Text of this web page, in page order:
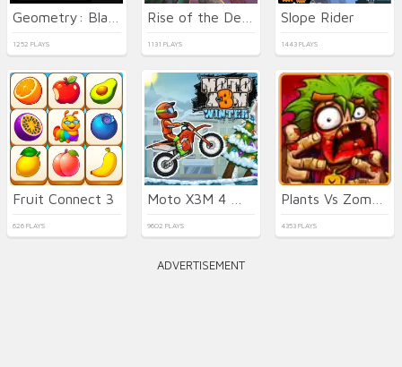
1252 PLAYS 1131 PLAYS
Slope Rider
1443 PLAYS
Fruit Connect 3
626 PLAYS 9602 PLAYS 4353 PLAYS
ADVERTISEMENT